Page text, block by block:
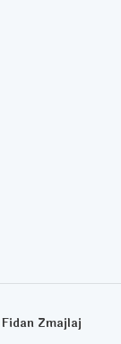
Fidan Zmajlaj